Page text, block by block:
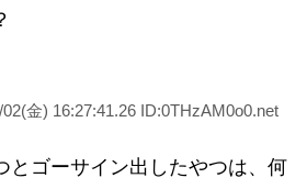
02(金) 16:27:41.26 ID:0THzAM0o0.net
とゴーサイン出したやつは、何